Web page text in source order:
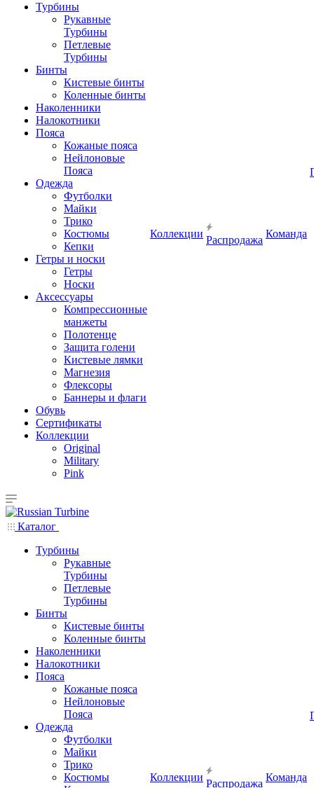
Турбины
Рукавные
Турбины
Петлевые
Турбины
Бинты
Кистевые бинты
Коленные бинты
Наколенники
Налокотники
Пояса
Кожаные пояса
Нейлоновые
Пояса
Одежда
Футболки
Майки
Трико
Костюмы
Кепки
Гетры и носки
Гетры
Носки
Аксессуары
Компрессионные
манжеты
Полотенце
Защита голени
Кистевые лямки
Магнезия
Флексоры
Баннеры и флаги
Обувь
Сертификаты
Коллекции
Original
Military
Pink
Коллекции
Распродажа
Команда
Каталог
Турбины
Рукавные
Турбины
Петлевые
Турбины
Бинты
Кистевые бинты
Коленные бинты
Наколенники
Налокотники
Пояса
Кожаные пояса
Нейлоновые
Пояса
Одежда
Футболки
Майки
Трико
Костюмы
Коллекции
Распродажа
Команда